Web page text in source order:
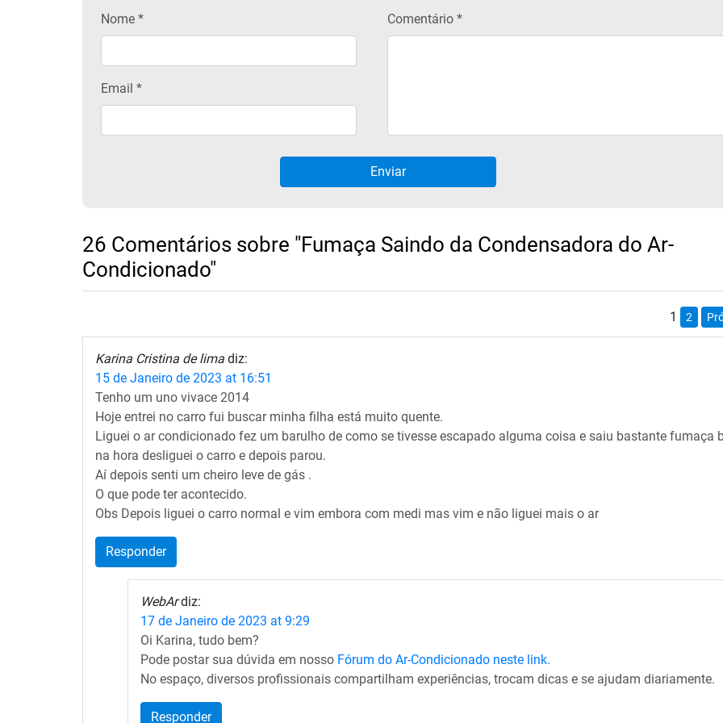
Nome *
Email *
Comentário *
26 Comentários sobre "Fumaça Saindo da Condensadora do Ar-
Condicionado"
1 2
Karina Cristina de lima diz:
15 de Janeiro de 2023 at 16:51
Tenho um uno vivace 2014
Hoje entrei no carro fui buscar minha filha está muito quente.
Liguei o ar condicionado fez um barulho de como se tivesse escapado alguma coisa e saiu bastante fumaça
na hora desliguei o carro e depois parou.
Aí depois senti um cheiro leve de gás .
O que pode ter acontecido.
Obs Depois liguei o carro normal e vim embora com medi mas vim e não liguei mais o ar
Responder
WebAr diz:
17 de Janeiro de 2023 at 9:29
Oi Karina, tudo bem?
Pode postar sua dúvida em nosso Fórum do Ar-Condicionado neste link.
No espaço, diversos profissionais compartilham experiências, trocam dicas e se ajudam diariamente.
Responder